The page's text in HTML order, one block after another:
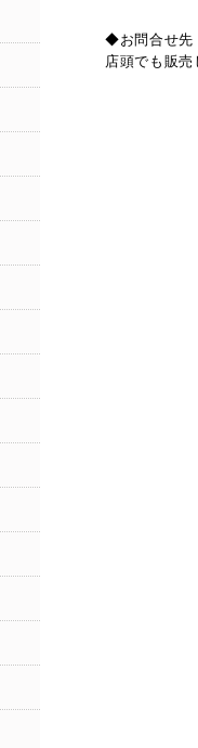
◆お問合せ先
店頭でも販売